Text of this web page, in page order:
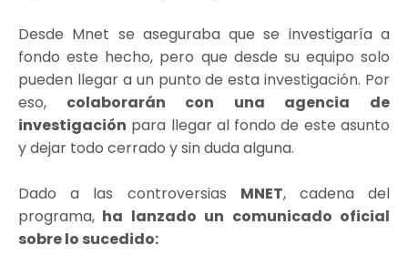
Desde Mnet se aseguraba que se investigaría a
fondo este hecho, pero que desde su equipo solo
pueden llegar a un punto de esta investigación. Por
eso, colaborarán con una agencia de
investigación para llegar al fondo de este asunto
y dejar todo cerrado y sin duda alguna.
Dado a las controversias MNET, cadena del
programa, ha lanzado un comunicado oficial
sobre lo sucedido: